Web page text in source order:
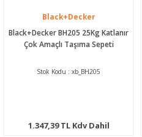
Black+Decker
Black+Decker BH205 25Kg Katlanır
Çok Amaçlı Taşıma Sepeti
Stok Kodu : xb_BH205
1.347,39 TL Kdv Dahil